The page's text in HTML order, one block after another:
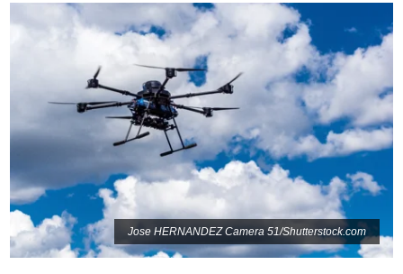
Jose HERNANDEZ Camera 51/Shutterstock.com